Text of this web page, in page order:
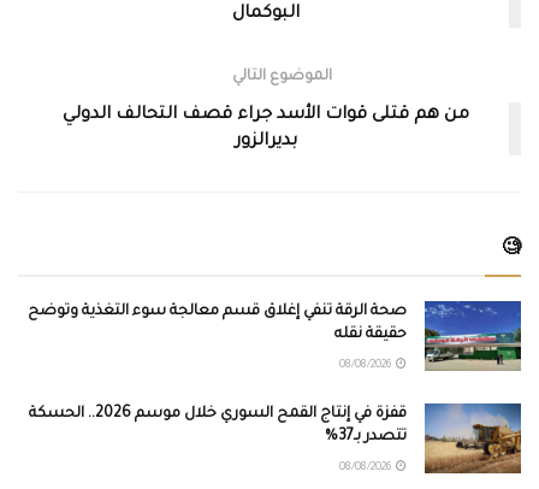
البوكمال
الموضوع التالي
من هم قتلى قوات الأسد جراء قصف التحالف الدولي
بديرالزور
🧐
صحة الرقة تنفي إغلاق قسم معالجة سوء التغذية وتوضح
حقيقة نقله
قفزة في إنتاج القمح السوري خلال موسم 2026.. الحسكة
تتصدر بـ37%